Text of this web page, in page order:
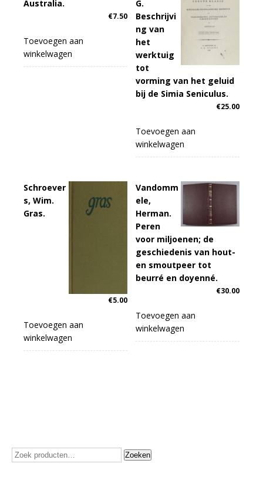
Australia.
€7.50
Toevoegen aan
winkelwagen
G.
Beschrijvi
ng van
het
werktuig
tot
vorming van het geluid
bij de Simia Seniculus.
€25.00
Toevoegen aan
winkelwagen
Schroever
s, Wim.
Gras.
€5.00
Toevoegen aan
winkelwagen
Vandomm
ele,
Herman.
Peren
voor miljoenen; de
geschiedenis van hout-
en smoutpeer tot
beurré en doyenné.
€30.00
Toevoegen aan
winkelwagen
Zoeken
Zoeken